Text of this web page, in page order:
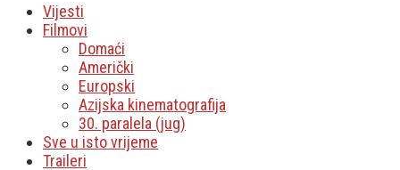
Vijesti
Filmovi
Domaći
Američki
Europski
Azijska kinematografija
30. paralela (jug)
Sve u isto vrijeme
Traileri